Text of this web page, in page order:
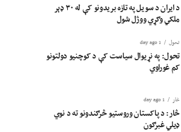
د ایران د سویل په تازه بریدونو کې له ۳۰ ډېر
ملکي وګړي ووژل شول
تحول 1 day ago
تحول: په نړیوال سیاست کې د کوچنیو دولتونو
کم غوراوي
څار 1 day ago
څار: د پاکستان وروستیو څرګندونو ته د نوي
ډیلي غبرګون